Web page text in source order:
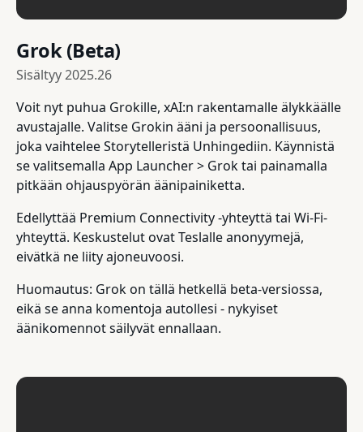
Grok (Beta)
Sisältyy2025.26
Voit nyt puhua Grokille, xAI:n rakentamalle älykkäälle
avustajalle. Valitse Grokin ääni ja persoonallisuus,
joka vaihtelee Storytelleristä Unhingediin. Käynnistä
se valitsemalla App Launcher > Grok tai painamalla
pitkään ohjauspyörän äänipainiketta.
Edellyttää Premium Connectivity -yhteyttä tai Wi-Fi-
yhteyttä. Keskustelut ovat Teslalle anonyymejä,
eivätkä ne liity ajoneuvoosi.
Huomautus: Grok on tällä hetkellä beta-versiossa,
eikä se anna komentoja autollesi - nykyiset
äänikomennot säilyvät ennallaan.